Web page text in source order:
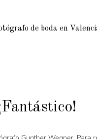
de boda en